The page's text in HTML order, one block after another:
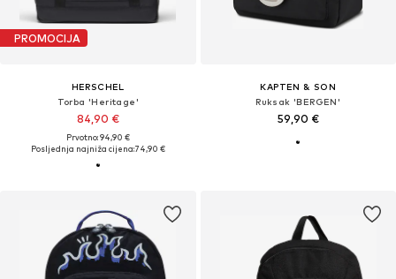
PROMOCIJA
HERSCHEL
Torba 'Heritage'
84,90 €
Prvotno: 94,90 €
Posljednja najniža cijena:74,90 €
KAPTEN & SON
Ruksak 'BERGEN'
59,90 €